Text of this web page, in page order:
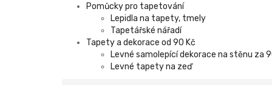
Pomůcky pro tapetování
Lepidla na tapety, tmely
Tapetářské nářadí
Tapety a dekorace od 90 Kč
Levné samolepící dekorace na stěnu za
Levné tapety na zeď